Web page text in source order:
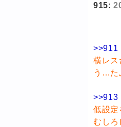
915:
>>911
横レス
う…た
>>913
低設定
むしろ